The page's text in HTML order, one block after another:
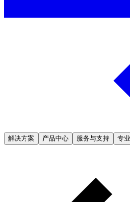
解决方案 产品中心 服务与支持 专